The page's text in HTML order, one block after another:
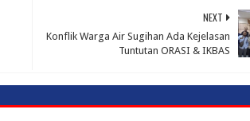
NEXT
Konflik Warga Air Sugihan Ada Kejelasan
Tuntutan ORASI & IKBAS